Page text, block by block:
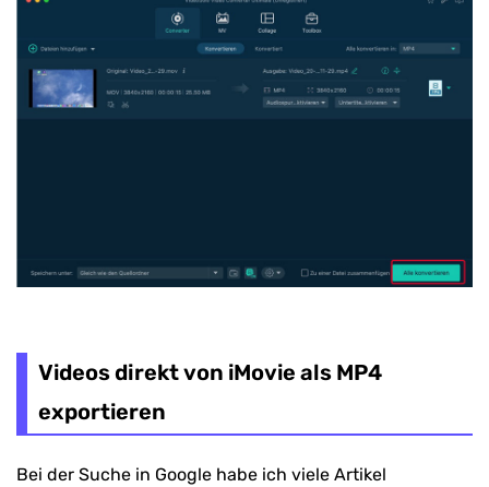
Videos direkt von iMovie als MP4
exportieren
Bei der Suche in Google habe ich viele Artikel